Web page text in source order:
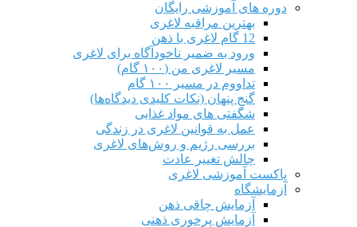
دوره های آموزشی رایگان
بهترین مراقبه لاغری
12 گام لاغری با ذهن
ورود به ضمیر ناخودآگاه برای لاغری
مسیر لاغری من (۱۰۰ گام)
تداووم در مسیر ۱۰۰ گام
گنج پنهان (نکات کلیدی دیدگاه‌ها)
شگفتی های مواد غذایی
عمل به قوانین لاغری در زندگی
بررسی رژیم‌ و روش‌های لاغری
چالش تغییر عادت
پاکست آموزشی لاغری
آزمایشگاه
آزمایش چاقی ذهن
آزمایش پرخوری ذهنی